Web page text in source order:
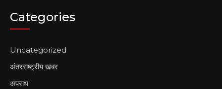
Categories
Uncategorized
अंतरराष्ट्रीय खबर
अपराध